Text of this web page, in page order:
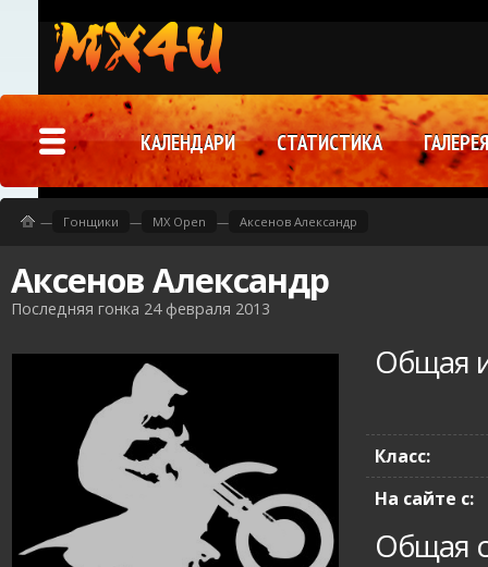
Аксенов Александр
Последняя гонка 24 февраля 2013
Общая
Класс:
На сайте с:
Общая
— Гонщики — MX Open — Аксенов Александр
КАЛЕНДАРИ СТАТИСТИКА ГАЛЕРЕЯ